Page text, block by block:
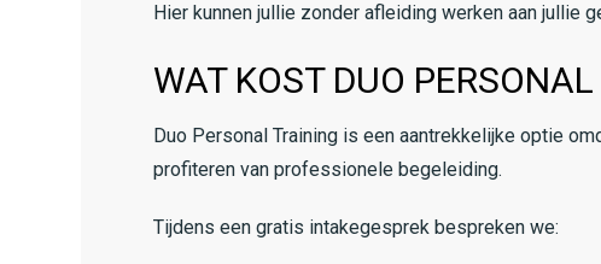
Hier kunnen jullie zonder afleiding werken aan jullie
WAT KOST DUO
Duo Personal Training is een aantrekkelijke optie
profiteren van professionele begeleiding.
Tijdens een gratis intakegesprek bespreken we: